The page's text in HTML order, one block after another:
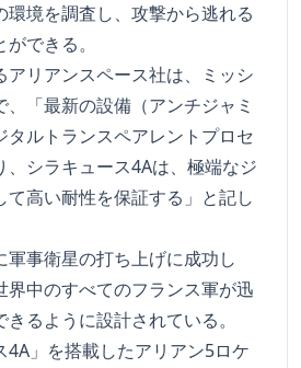
環境を調査し、攻撃から逃れる
できる。
アリアンスペース社は、ミッシ
、「最新の設備（アンチジャミ
タルトランスペアレントプロセ
、シラキュース4Aは、極端なジ
て高い耐性を保証する」と記し
軍事衛星の打ち上げに成功し
界中のすべてのフランス軍が迅
るように設計されている。
4A」を搭載したアリアン5ロケ